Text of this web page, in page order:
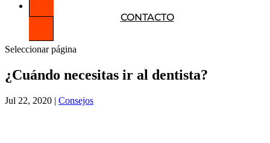
CONTACTO
Seleccionar página
¿Cuándo necesitas ir al dentista?
Jul 22, 2020 | Consejos